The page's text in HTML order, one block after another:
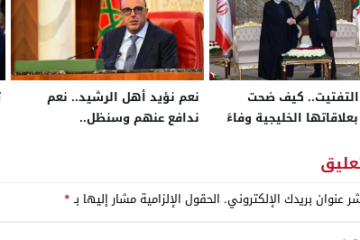
كيف ضحت
بعلاقاتها الخليجية وفاءً
نعم نؤيد أهل الرشيد.. نعم
ندافع عنهم وسنظل..
عنوان بريدك الإلكتروني. الحقول الإلزامية مشار إليها بـ*